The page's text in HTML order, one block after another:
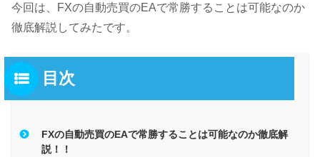
今回は、FXの自動売買のEAで常勝することは可能なのか
徹底解説してみたです。
目次
FXの自動売買のEAで常勝することは可能なのか徹底解
説！！